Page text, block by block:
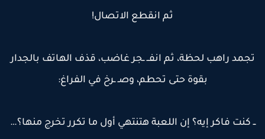
ثم انقطع الاتصال!
تجمد راهب لحظة، ثم انفــ ـجر غاضب، قذف الهاتف بالجدار
بقوة حتى تحطم، وصـ ـرخ في الفراغ:
كنت فاكر إيه؟ إن اللعبة هتنتهي أول ما تكرر تخرج منها؟…